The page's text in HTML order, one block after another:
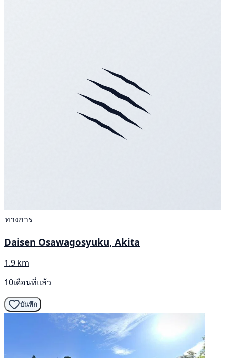
ทางการ
Daisen Osawagosyuku, Akita
1.9 km
10เดือนที่แล้ว
บันทึก